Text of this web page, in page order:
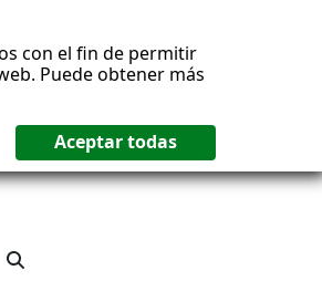
con el fin de permitir
Puede obtener más